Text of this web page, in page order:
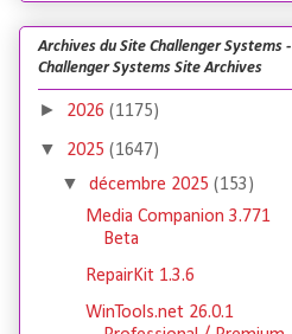
Archives du Site Challenger Systems -
Challenger Systems Site Archives
► 2026 (1175)
▼ 2025 (1647)
▼décembre 2025(153)
Media Companion 3.771
Beta
RepairKit 1.3.6
WinTools.net 26.0.1